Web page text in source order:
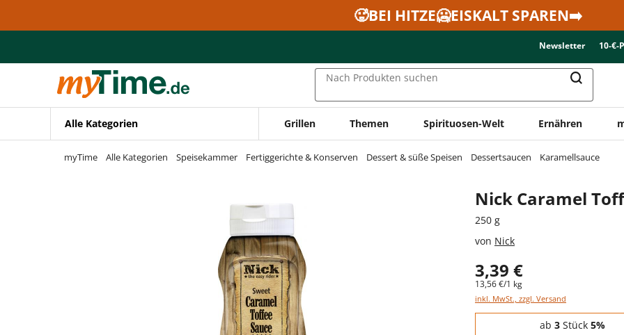
Zur Navigation springen
🥵BEI HITZE🥶EISKALT SPAREN➡️
Newsletter 10-€-
Nach Produkten suchen
Alle Kategorien Grillen Themen Spirituosen-Welt Ernähren
myTime Alle Kategorien Speisekammer Fertiggerichte & Konserven Dessert & süße Speisen Dessertsaucen Karamellsauce
Nick Caramel
250 g
von Nick
3,39 €
13,56 €/1 kg
inkl. MwSt., zzgl. Versand
Staffelpreise - Mengenrabatt
ab 3 Stück 5%